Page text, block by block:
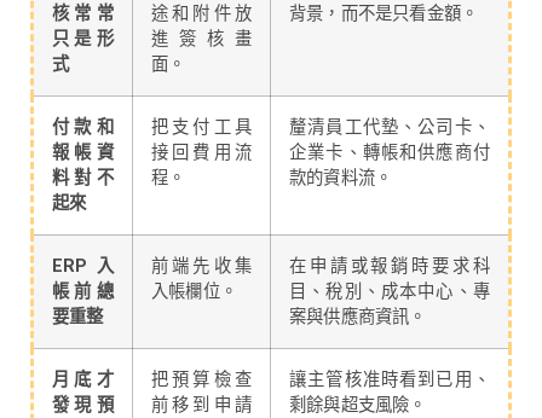
核常常
只是形
式
途和附件放
進簽核畫
面。
背景，而不是只看金額。
付款和
報帳資
料對不
起來
把支付工具
接回費用流
程。
釐清員工代墊、公司卡、
企業卡、轉帳和供應商付
款的資料流。
ERP 入
帳前總
要重整
前端先收集
入帳欄位。
在申請或報銷時要求科
目、稅別、成本中心、專
案與供應商資訊。
月底才
發現預
把預算檢查
前移到申請
讓主管核准時看到已用、
剩餘與超支風險。